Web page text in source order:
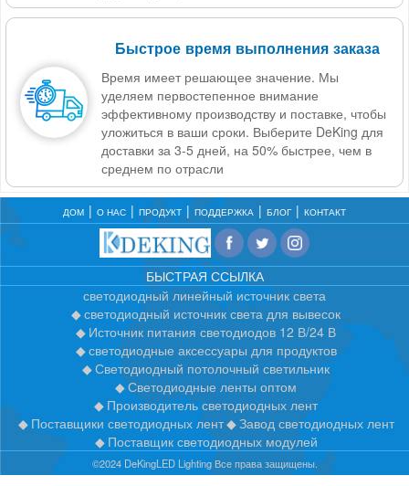
Быстрое время выполнения заказа
Время имеет решающее значение. Мы
уделяем первостепенное внимание
эффективному производству и поставке, чтобы
уложиться в ваши сроки. Выберите DeKing для
доставки за 3-5 дней, на 50% быстрее, чем в
среднем по отрасли
ДОМ О НАС ПРОДУКТ ПОДДЕРЖКА БЛОГ КОНТАКТ
БЫСТРАЯ ССЫЛКА
светодиодный линейный источник света
светодиодный источник света для вывесок
Источник питания светодиодов 12 В/24 В
светодиодные аксессуары для продуктов
Светодиодный потолочный светильник
Светодиодные ленты оптом
Производитель светодиодных лент
Поставщики светодиодных лент
Завод светодиодных лент
Поставщик светодиодных модулей
©2024 DeKingLED Lighting Все права защищены.